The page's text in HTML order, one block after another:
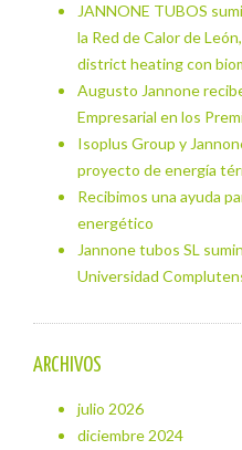
JANNONE TUBOS
la Red de Calor de
district heating con
Augusto Jannone
Empresarial en los
Isoplus Group y
proyecto de energía
Recibimos una ayuda
energético
Jannone tubos SL
Universidad
ARCHIVOS
julio 2026
diciembre 2024